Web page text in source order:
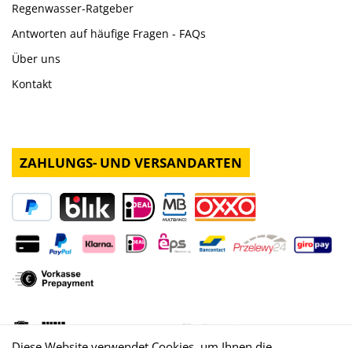
Regenwasser-Ratgeber
Antworten auf häufige Fragen - FAQs
Über uns
Kontakt
ZAHLUNGS- UND VERSANDARTEN